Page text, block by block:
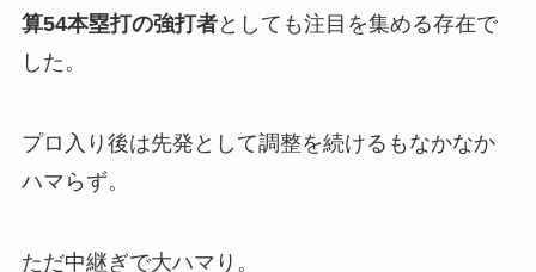
算54本塁打の強打者としても注目を集める存在で
した。
プロ入り後は先発として調整を続けるもなかなか
ハマらず。
ただ中継ぎで大ハマり。